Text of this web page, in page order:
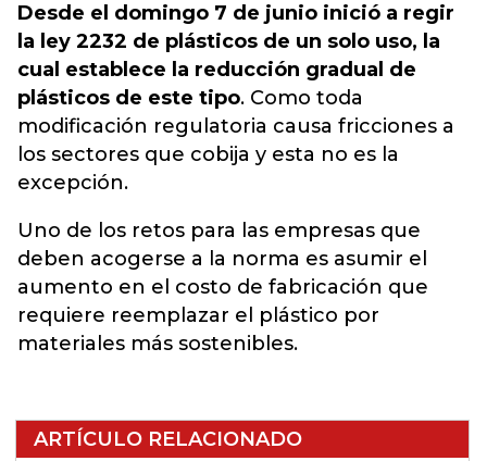
Desde el domingo 7 de junio inició a regir
la ley 2232 de plásticos de un solo uso, la
cual establece la reducción gradual de
plásticos de este tipo. Como toda
modificación regulatoria causa fricciones a
los sectores que cobija y esta no es la
excepción.
Uno de los retos para las empresas que
deben acogerse a la norma es asumir el
aumento en el costo de fabricación que
requiere reemplazar el plástico por
materiales más sostenibles.
ARTÍCULO RELACIONADO